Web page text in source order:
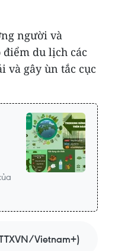
người và
du lịch các
và gây ùn tắc cục
Vietnam+)